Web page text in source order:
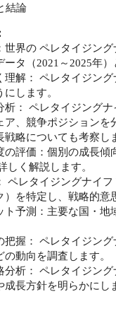
結論
界の ペレタイジング
タ（2021～2025年
解： ペレタイジン
します。
： ペレタイジング
ア、競争ポジション
略についても考察し
評価：個別の成長傾
しく解説します。
レタイジングナイフ
を特定し、戦略的意
予測：主要な国・地
握： ペレタイジン
動向を調査します。
析： ペレタイジン
長方針を明らかにし